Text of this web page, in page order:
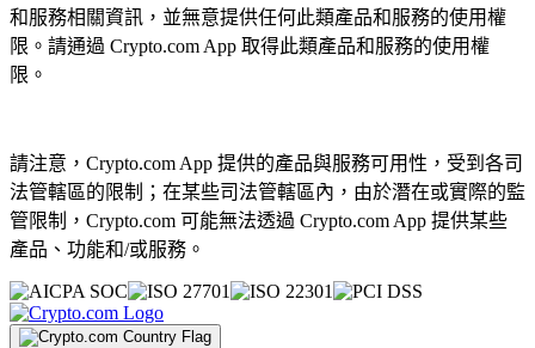
和服務相關資訊，並無意提供任何此類產品和服務的使用權
限。請通過 Crypto.com App 取得此類產品和服務的使用權
限。
請注意，Crypto.com App 提供的產品與服務可用性，受到各司
法管轄區的限制；在某些司法管轄區內，由於潛在或實際的監
管限制，Crypto.com 可能無法透過 Crypto.com App 提供某些
產品、功能和/或服務。